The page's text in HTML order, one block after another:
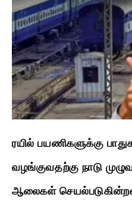
ரயில் பயணிகளுக்கு
வழங்குவதற்கு நாடு
ஆலைகள்